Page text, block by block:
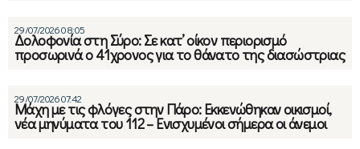
29/07/2026 08:05
Δολοφονία στη Σύρο: Σε κατ’ οίκον περιορισμό
προσωρινά ο 41χρονος για το θάνατο της διασώστριας
29/07/2026 07:42
Μάχη με τις φλόγες στην Πάρο: Εκκενώθηκαν οικισμοί,
νέα μηνύματα του 112 – Ενισχυμένοι σήμερα οι άνεμοι